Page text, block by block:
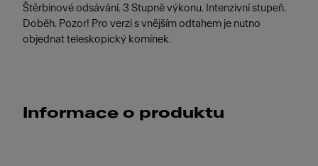
Štěrbinové odsávání. 3 Stupně výkonu. Intenzivní stupeň.
Doběh. Pozor! Pro verzi s vnějším odtahem je nutno
objednat teleskopický komínek.
Informace o produktu